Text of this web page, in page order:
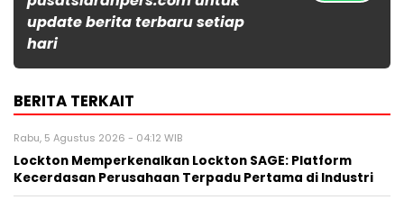
update berita terbaru setiap
hari
BERITA TERKAIT
Rabu, 5 Agustus 2026 - 04:12 WIB
Lockton Memperkenalkan Lockton SAGE: Platform
Kecerdasan Perusahaan Terpadu Pertama di Industri